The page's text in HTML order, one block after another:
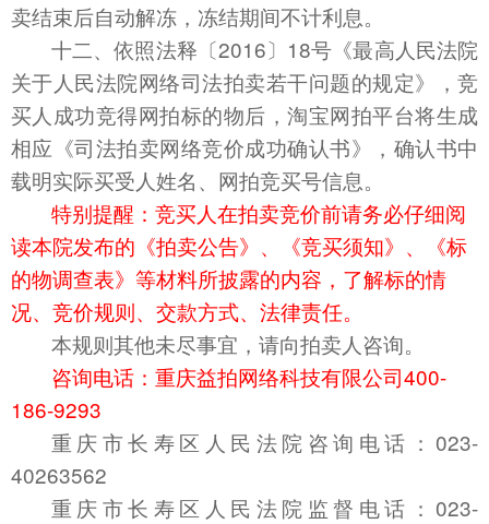
卖结束后自动解冻，冻结期间不计利息。
十二、依照法释〔2016〕18号《最高人民法院
关于人民法院网络司法拍卖若干问题的规定》，竞
买人成功竞得网拍标的物后，淘宝网拍平台将生成
相应《司法拍卖网络竞价成功确认书》，确认书中
载明实际买受人姓名、网拍竞买号信息。
特别提醒：竞买人在拍卖竞价前请务必仔细阅
读本院发布的《拍卖公告》、《竞买须知》、《标
的物调查表》等材料所披露的内容，了解标的情
况、竞价规则、交款方式、法律责任。
本规则其他未尽事宜，请向拍卖人咨询。
咨询电话 ：重庆益拍网络科技有限公司400-
186-9293
重庆市长寿区人民法院咨询电话：023-
40263562
重庆市长寿区人民法院监督电话：023-